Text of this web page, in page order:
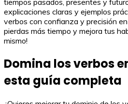
tiempos pasados, presentes y
explicaciones claras y ejemplos
verbos con confianza y precisión en
pierdas más tiempo y mejora tus
mismo!
Domina los verbos
esta guía completa